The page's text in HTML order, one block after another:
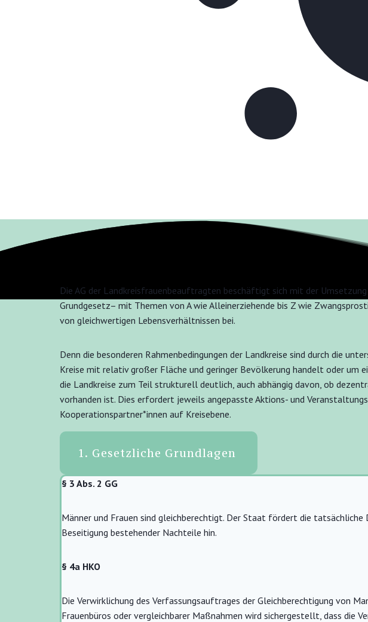
Die AG der Landkreisfrauenbeauftragten beschäftigt sich mit der
Grundgesetz– mit Themen von A wie Alleinerziehende bis Z wie
von gleichwertigen Lebensverhältnissen bei.
Denn die besonderen Rahmenbedingungen der Landkreise sind durch die
Kreise mit relativ großer Fläche und geringer Bevölkerung handelt oder um
die Landkreise zum Teil strukturell deutlich, auch abhängig davon, ob
vorhanden ist. Dies erfordert jeweils angepasste Aktions- und
Kooperationspartner*innen auf Kreisebene.
1. Gesetzliche Grundlagen
§ 3 Abs. 2 GG
Männer und Frauen sind gleichberechtigt. Der Staat fördert die
Beseitigung bestehender Nachteile hin.
§ 4a HKO
Die Verwirklichung des Verfassungsauftrages der Gleichberechtigung von
Frauenbüros oder vergleichbarer Maßnahmen wird sichergestellt, dass die